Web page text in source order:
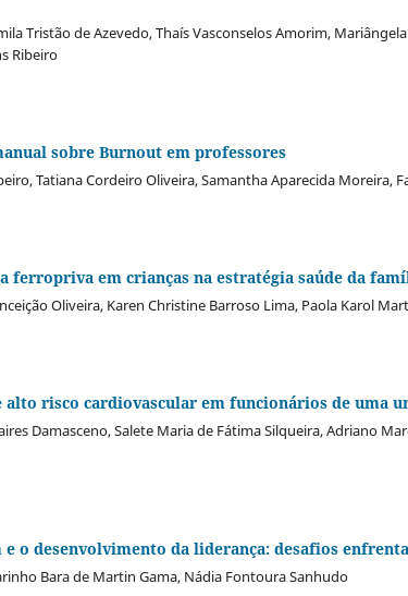
Tristão de Azevedo, Thaís Vasconselos Amorim,
Ribeiro
sobre Burnout em professores
Tatiana Cordeiro Oliveira, Samantha Aparecida Moreira,
ferropriva em crianças na estratégia saúde da
Oliveira, Karen Christine Barroso Lima, Paola Karol
risco cardiovascular em funcionários de uma
Damasceno, Salete Maria de Fátima Silqueira, Adriano
e o desenvolvimento da liderança: desafios
Bara de Martin Gama, Nádia Fontoura Sanhudo